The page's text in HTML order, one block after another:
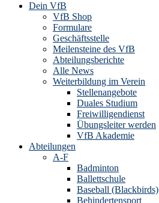
Dein VfB
VfB Shop
Formulare
Geschäftsstelle
Meilensteine des VfB
Abteilungsberichte
Alle News
Weiterbildung im Verein
Stellenangebote
Duales Studium
Freiwilligendienst
Übungsleiter werden
VfB Akademie
Abteilungen
A-F
Badminton
Ballettschule
Baseball (Blackbirds)
Behindertensport